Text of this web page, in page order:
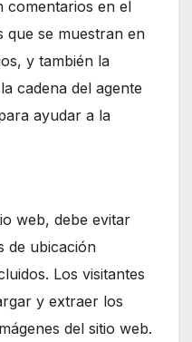
comentarios en el
que se muestran en
y también la
cadena del agente
ayudar a la
web, debe evitar
de ubicación
Los visitantes
y extraer los
del sitio web.